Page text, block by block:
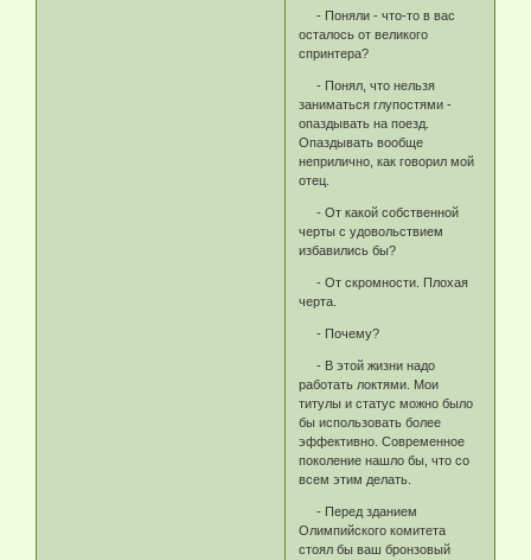
- Поняли - что-то в вас
осталось от великого
спринтера?
- Понял, что нельзя
заниматься глупостями -
опаздывать на поезд.
Опаздывать вообще
неприлично, как говорил мой
отец.
- От какой собственной
черты с удовольствием
избавились бы?
- От скромности. Плохая
черта.
- Почему?
- В этой жизни надо
работать локтями. Мои
титулы и статус можно было
бы использовать более
эффективно. Современное
поколение нашло бы, что со
всем этим делать.
- Перед зданием
Олимпийского комитета
стоял бы ваш бронзовый